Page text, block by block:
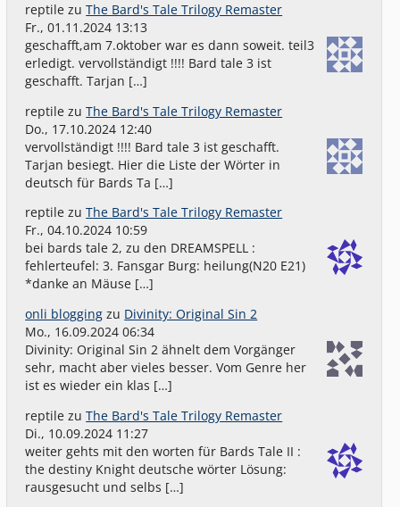
reptile zuThe Bard's Tale Trilogy Remaster
Fr., 01.11.2024 13:13
geschafft,am 7.oktober war es dann soweit. teil3
erledigt. vervollständigt !!!! Bard tale 3 ist
geschafft. Tarjan […]
reptile zuThe Bard's Tale Trilogy Remaster
Do., 17.10.2024 12:40
vervollständigt !!!! Bard tale 3 ist geschafft.
Tarjan besiegt. Hier die Liste der Wörter in
deutsch für Bards Ta […]
reptile zuThe Bard's Tale Trilogy Remaster
Fr., 04.10.2024 10:59
bei bards tale 2, zu den DREAMSPELL :
fehlerteufel: 3. Fansgar Burg: heilung(N20 E21)
*danke an Mäuse […]
onli blogging zu Divinity: Original Sin 2
Mo., 16.09.2024 06:34
Divinity: Original Sin 2 ähnelt dem Vorgänger
sehr, macht aber vieles besser. Vom Genre her
ist es wieder ein klas […]
reptile zuThe Bard's Tale Trilogy Remaster
Di., 10.09.2024 11:27
weiter gehts mit den worten für Bards Tale II :
the destiny Knight deutsche wörter Lösung:
rausgesucht und selbs […]